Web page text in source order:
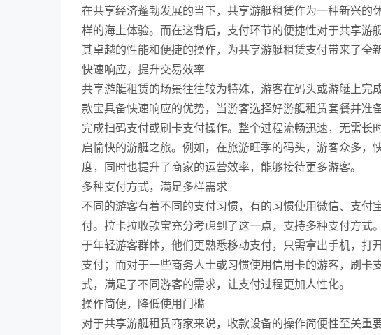
在共享经济蓬勃发展的当下，共享游艇租赁作为一种新兴的
样的海上体验。而在这背后，支付环节的便捷性对于共享
其卓越的性能和便捷的操作，为共享游艇租赁支付带来了全
快速响应，提升交易效率
共享游艇租赁的场景往往较为特殊，游客在码头或游艇上
款宝具备快速响应的优势，当游客选择好游艇租赁套餐并准
完成扫码支付或刷卡支付操作。整个过程流畅迅速，无需
启愉快的游艇之旅。例如，在旅游旺季的码头，游客众多，
度，同时也提升了商家的运营效率，能够接待更多游客。
多种支付方式，满足多样需求
不同的游客有着不同的支付习惯，有的习惯使用微信、支付
付。拉卡拉收款宝充分考虑到了这一点，支持多种支付方
于年轻游客群体，他们更熟悉移动支付，只需拿出手机，
支付；而对于一些商务人士或习惯使用信用卡的游客，刷卡
式，满足了不同游客的需求，让支付过程更加人性化。
操作简便，降低使用门槛
对于共享游艇租赁商家来说，收款设备的操作简便性至关